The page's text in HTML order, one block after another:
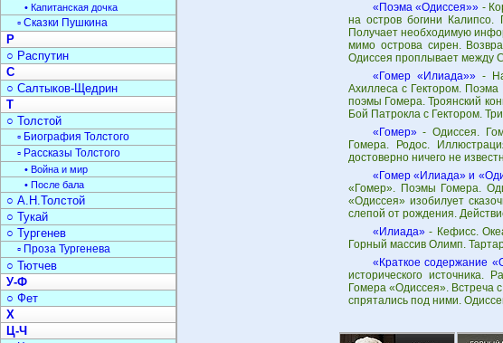
«Поэма «Одиссея»» -
на остров богини
Получает необходимую
мимо острова сирен.
Одиссея проплывает между
«Гомер «Илиада»»- На
Ахиллеса с Гектором.
поэмы Гомера. Троянский
Бой Патрокла с Гектором.
«Гомер»- Одиссея.
Гомера. Родос.
достоверно ничего не
«Гомер «Илиада» и
«Гомер». Поэмы Гомера.
«Одиссея» изобилует
слепой от рождения.
«Илиада»- Кефисс.
Горный массив Олимп.
«Краткое содержание
исторического
Гомера «Одиссея». Встреча
спрятались под ними.
• Капитанская дочка
▫ Сказки Пушкина
Р
○ Распутин
С
○ Салтыков-Щедрин
Т
○ Толстой
▫ Биография Толстого
▫ Рассказы Толстого
• Война и мир
• После бала
○ А.Н.Толстой
○ Тукай
○ Тургенев
▫ Проза Тургенева
○ Тютчев
У-Ф
○ Фет
Х
Ц-Ч